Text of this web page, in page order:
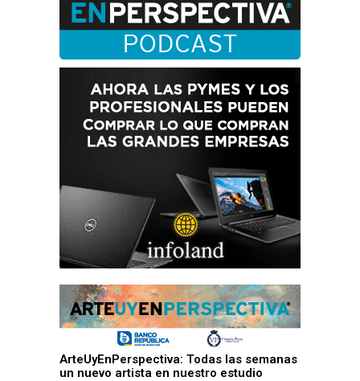
ArteUyEnPerspectiva: Todas las semanas
un nuevo artista en nuestro estudio